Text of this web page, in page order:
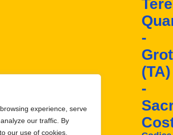
experience, serve
our traffic. By
our use of cookies.
-
(TA)
-